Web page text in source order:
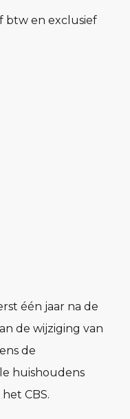
btw en exclusief
één jaar na de
de wijziging van
de
huishoudens
CBS.